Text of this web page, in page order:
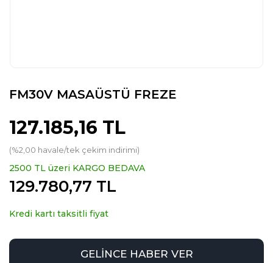
FM30V MASAÜSTÜ FREZE
127.185,16 TL
(%2,00 havale/tek çekim indirimi)
2500 TL üzeri KARGO BEDAVA
129.780,77 TL
Kredi kartı taksitli fiyat
GELİNCE HABER VER